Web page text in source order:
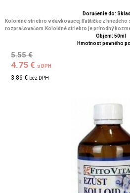
Doručenie do:
Koloidné striebro v dávkovacej fľaštičke z hnedého
rozprašovačom.Koloidné striebro je prírodný
Objem: 50ml
Hmotnosť pevného
5.55 €
4.75 € s DPH
3.86 € bez DPH